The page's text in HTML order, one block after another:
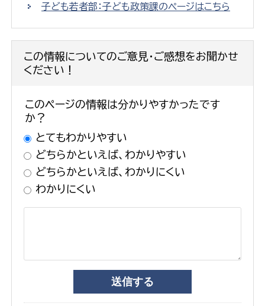
子ども若者部：子ども政策課のページはこちら
この情報についてのご意見・ご感想をお聞かせ
ください！
このページの情報は分かりやすかったです
か？
とてもわかりやすい
どちらかといえば、わかりやすい
どちらかといえば、わかりにくい
わかりにくい